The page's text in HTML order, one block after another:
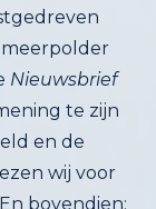
Nieuwsbrief
te zijn
de wereld en de
Nu kiezen wij voor
En bovendien:
zal de gemeente
een veel betere